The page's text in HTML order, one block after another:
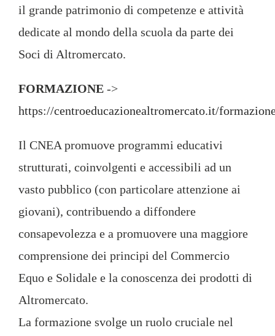
il grande patrimonio di competenze e attività
dedicate al mondo della scuola da parte dei
Soci di Altromercato.
FORMAZIONE ->
https://centroeducazionealtromercato.it/
Il CNEA promuove programmi educativi
strutturati, coinvolgenti e accessibili ad un
vasto pubblico (con particolare attenzione ai
giovani), contribuendo a diffondere
consapevolezza e a promuovere una maggiore
comprensione dei principi del Commercio
Equo e Solidale e la conoscenza dei prodotti di
Altromercato.
La formazione svolge un ruolo cruciale nel